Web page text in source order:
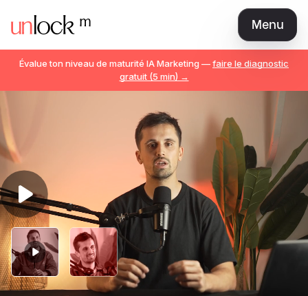
Évalue ton niveau de maturité IA Marketing —faire le diagnostic
gratuit (5 min) →
Menu
Love Brand
Marketeur AI Natif
Marketing Manager / Expert
Communauté
Librairie
Tarifs
Teams
Se connecter
Rejoindre